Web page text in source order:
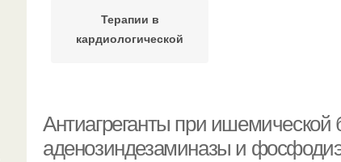
Терапии в
кардиологической
Антиагреганты при ишемической
аденозиндезаминазы и